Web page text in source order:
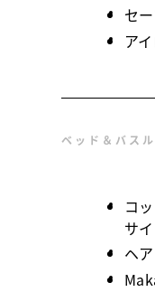
セ
ア
ベッド＆バス
コ
サ
ヘ